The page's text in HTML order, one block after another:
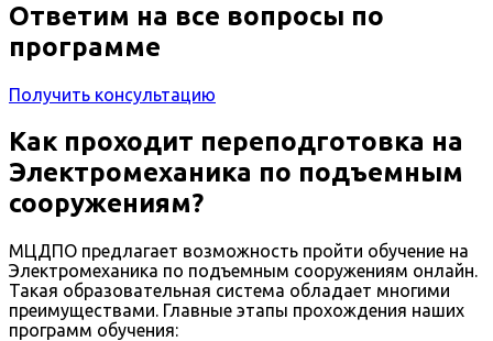
Ответим на все вопросы по
программе
Получить консультацию
Как проходит переподготовка на
Электромеханика по подъемным
сооружениям?
МЦДПО предлагает возможность пройти обучение на
Электромеханика по подъемным сооружениям онлайн.
Такая образовательная система обладает многими
преимуществами. Главные этапы прохождения наших
программ обучения: